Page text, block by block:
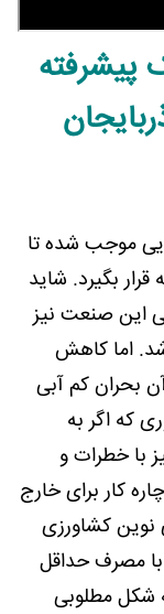
پیشرفته
موجب شده تا
بگیرد. شاید
این صنعت نیز
اما کاهش
بحران کم آبی
که اگر به
با خطرات و
کار برای خارج
نوین کشاورزی
مصرف حداقل
شکل مطلوبی